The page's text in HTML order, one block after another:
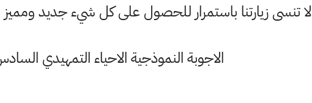
لا تنسى زيارتنا باستمرار للحصول على كل شيء جديد
الاجوبة النموذجية الاحياء التمهيدي السادس